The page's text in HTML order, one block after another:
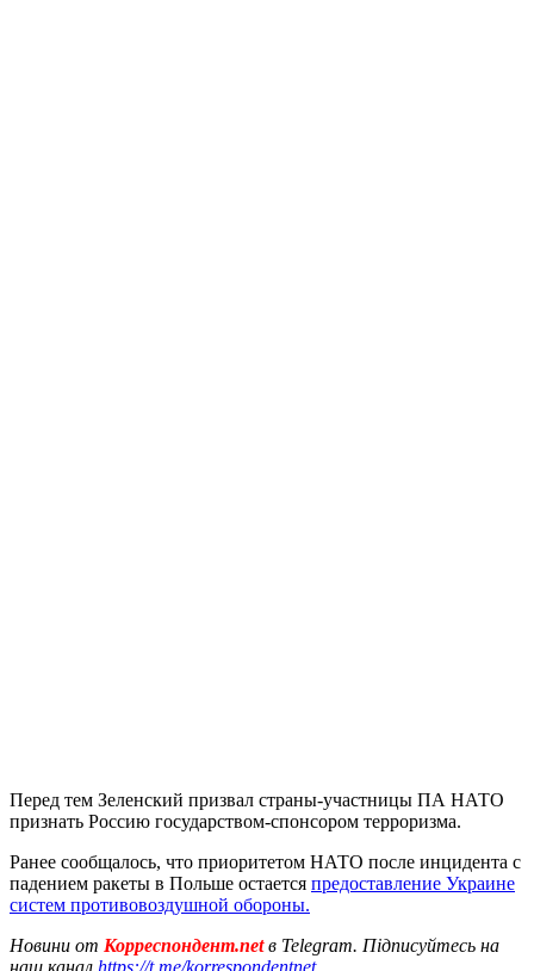
Перед тем Зеленский призвал страны-участницы ПА НАТО
признать Россию государством-спонсором терроризма.
Ранее сообщалось, что приоритетом НАТО после инцидента с
падением ракеты в Польше остается предоставление Украине
систем противовоздушной обороны.
Новини от Корреспондент.netв Telegram. Підписуйтесь на
наш канал https://t.me/korrespondentnet